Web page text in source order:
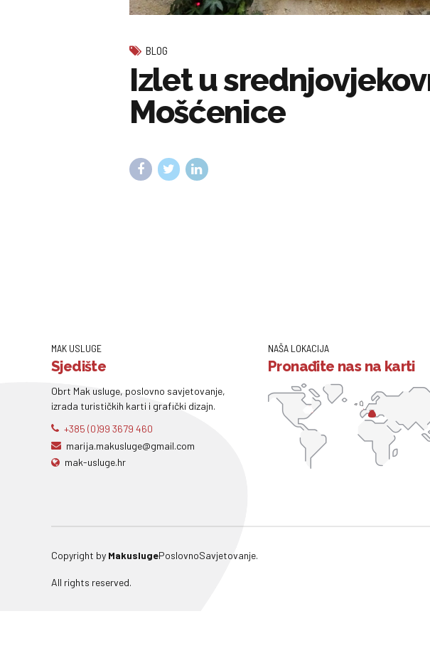
BLOG
Izlet u
Mošćenice
MAK USLUGE
Sjedište
Obrt Mak usluge, poslovno savjetovanje,
izrada turističkih karti i grafički dizajn.
+385 (0)99 3679 460
marija.makusluge@gmail.com
mak-usluge.hr
NAŠA LOKACIJA
Pronađite nas na karti
Copyright by MakuslugePoslovnoSavjetovanje.
All rights reserved.